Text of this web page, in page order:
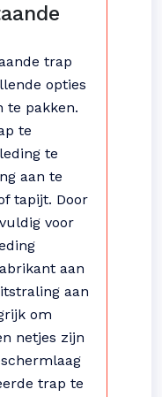
trap
opties
te pakken.
te
te
aan te
tapijt. Door
voor
aan
aan
om
netjes zijn
trap te